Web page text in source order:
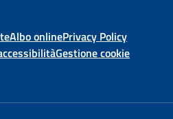
Albo onlinePrivacy Policy
Gestione cookie